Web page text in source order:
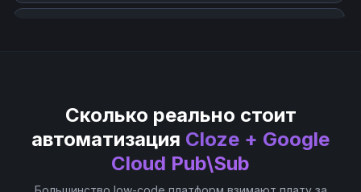
Schemas List
Subscription Delete
Сколько реально стоит
автоматизация Cloze + Google
Cloud Pub\Sub